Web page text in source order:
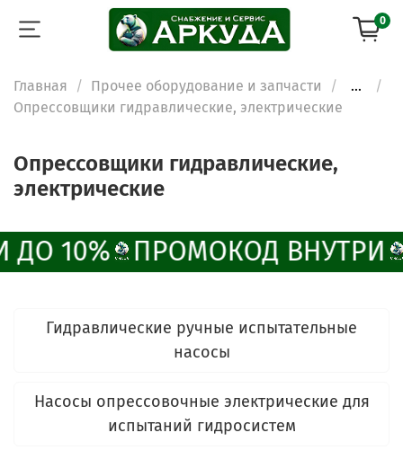
0
Главная Прочее оборудование и запчасти
...
Опрессовщики гидравлические, электрические
Опрессовщики гидравлические,
электрические
10% ПРОМОКОД ВНУТРИ
Гидравлические ручные испытательные
насосы
Насосы опрессовочные электрические для
испытаний гидросистем